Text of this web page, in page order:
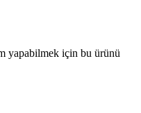
yapabilmek için bu ürünü